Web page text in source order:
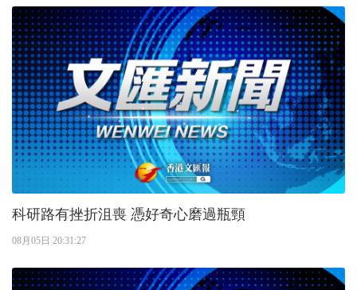
科研路有挫折沮喪 憑好奇心磨過瓶頸
08月05日 20:31:27